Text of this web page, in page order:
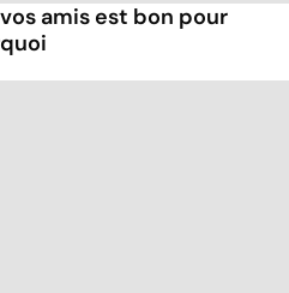
amis est bon pour